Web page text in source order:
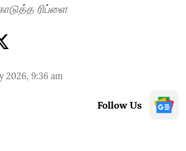
ரிப்ளை
2026, 9:36 am
Follow Us